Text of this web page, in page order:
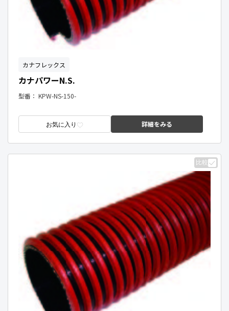
カナフレックス
カナパワーN.S.
型番： KPW-NS-150-
お気に入り 詳細をみる
比較